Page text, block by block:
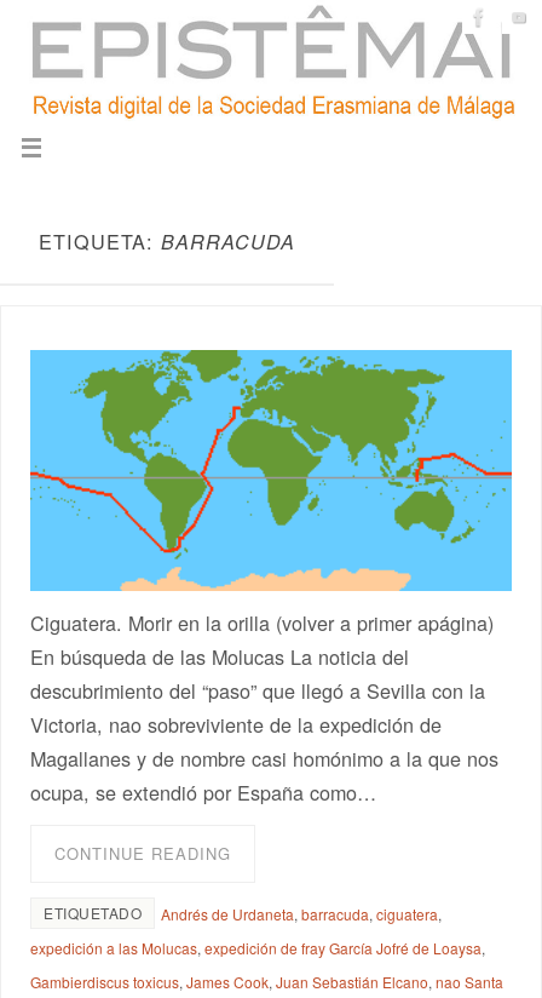
ETIQUETA: BARRACUDA
Ciguatera. Morir en la orilla (volver a primer apágina)
En búsqueda de las Molucas La noticia del
descubrimiento del “paso” que llegó a Sevilla con la
Victoria, nao sobreviviente de la expedición de
Magallanes y de nombre casi homónimo a la que nos
ocupa, se extendió por España como…
CONTINUE READING
ETIQUETADO Andrés de Urdaneta,barracuda,ciguatera,
expedición a las Molucas,expedición de fray García Jofré de Loaysa,
Gambierdiscus toxicus,James Cook,Juan Sebastián Elcano,nao Santa